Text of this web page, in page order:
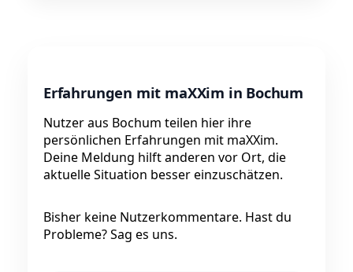
Erfahrungen mit maXXim in Bochum
Nutzer aus Bochum teilen hier ihre
persönlichen Erfahrungen mit maXXim.
Deine Meldung hilft anderen vor Ort, die
aktuelle Situation besser einzuschätzen.
Bisher keine Nutzerkommentare. Hast du
Probleme? Sag es uns.